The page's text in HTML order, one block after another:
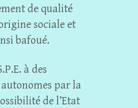
de qualité
sociale et
bafoué.
à des
par la
de l’Etat